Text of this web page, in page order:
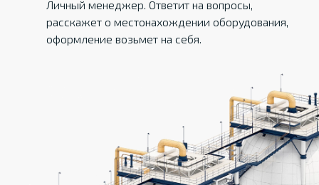
Личный менеджер. Ответит на вопросы,
расскажет о местонахождении оборудования,
оформление возьмет на себя.